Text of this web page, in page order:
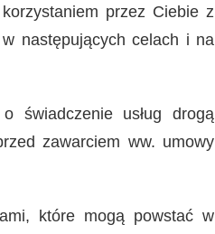
przez Ciebie z
następujących celach i na
świadczenie usług drogą
zawarciem ww. umowy
które mogą powstać w